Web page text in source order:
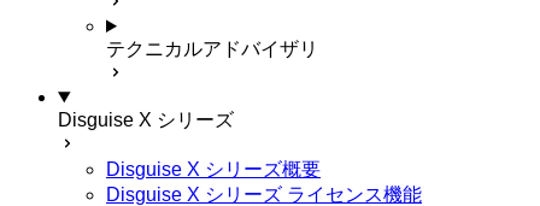
テクニカルアドバイザリ
Disguise X シリーズ
Disguise X シリーズ概要
Disguise X シリーズ ライセンス機能